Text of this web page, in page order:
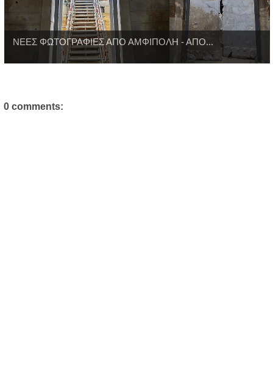
ΝΕΕΣ ΦΩΤΟΓΡΑΦΙΕΣ ΑΠΟ ΑΜΦΙΠΟΛΗ - ΑΠΟ...
0 comments: